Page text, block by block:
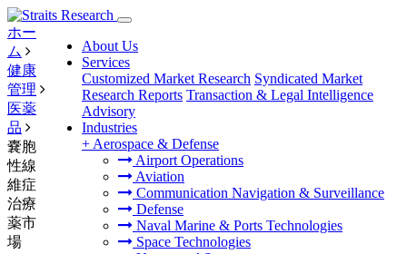
About Us
Services
Customized Market Research Syndicated Market
Research Reports Transaction & Legal Intelligence
Advisory
Industries
+ Aerospace & Defense
Airport Operations
Aviation
Communication Navigation & Surveillance
Defense
Naval Marine & Ports Technologies
Space Technologies
ホー
ム
健康
管理
医薬
品
嚢胞
性線
維症
治療
薬市
場